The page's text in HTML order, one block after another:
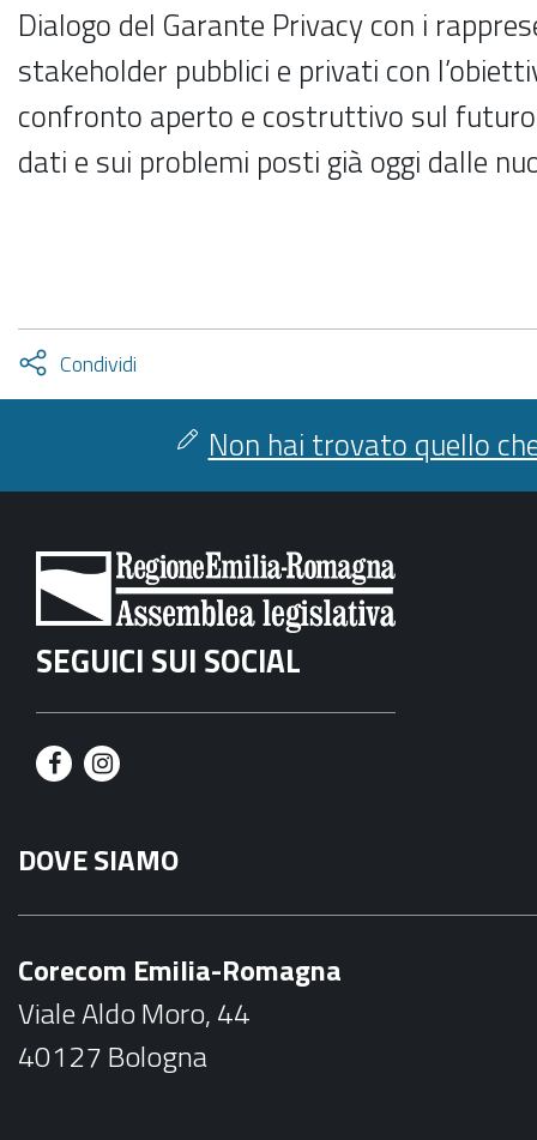
Dialogo del Garante Privacy con i
stakeholder pubblici e privati con
confronto aperto e costruttivo sul
dati e sui problemi posti già oggi dalle
Condividi
facebook
twitter
Attiva
condividi
Non hai trovato quello
SEGUICI SUI SOCIAL
F
c
e
k
I
s
t
a
DOVE SIAMO
Corecom Emilia-Romagna
Viale Aldo Moro, 44
40127 Bologna